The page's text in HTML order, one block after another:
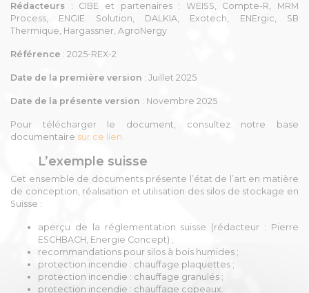
Rédacteurs : CIBE et partenaires : WEISS, Compte-R, MRM
Process, ENGIE Solution, DALKIA, Exotech, ENErgic, SB
Thermique, Hargassner, AgroNergy
Référence : 2025-REX-2
Date de la première version : Juillet 2025
Date de la présente version : Novembre 2025
Pour télécharger le document, consultez notre base
documentaire sur ce lien.
L’exemple suisse
Cet ensemble de documents présente l’état de l’art en matière
de conception, réalisation et utilisation des silos de stockage en
Suisse :
aperçu de la réglementation suisse (rédacteur : Pierre
ESCHBACH, Energie Concept) ;
recommandations pour silos à bois humides ;
protection incendie : chauffage plaquettes ;
protection incendie : chauffage granulés ;
protection incendie : chauffage copeaux.